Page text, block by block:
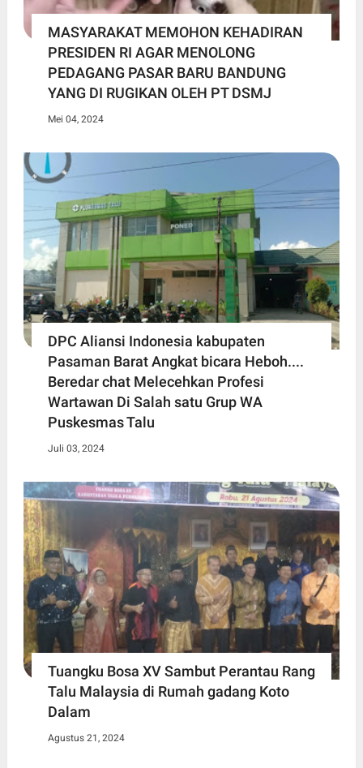
MASYARAKAT MEMOHON KEHADIRAN
PRESIDEN RI AGAR MENOLONG
PEDAGANG PASAR BARU BANDUNG
YANG DI RUGIKAN OLEH PT DSMJ
Mei 04, 2024
DPC Aliansi Indonesia kabupaten
Pasaman Barat Angkat bicara Heboh....
Beredar chat Melecehkan Profesi
Wartawan Di Salah satu Grup WA
Puskesmas Talu
Juli 03, 2024
Tuangku Bosa XV Sambut Perantau Rang
Talu Malaysia di Rumah gadang Koto
Dalam
Agustus 21, 2024